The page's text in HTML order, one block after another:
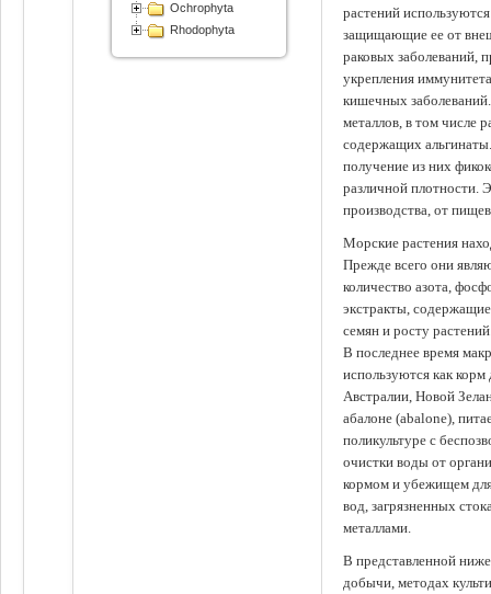
растений
защищающие ее от
раковых заболеваний,
укрепления
кишечных
металлов, в том числе
содержащих
получение из них
различной плотности.
производства, от
Морские растения
Прежде всего они
количество азота,
экстракты,
семян и росту
В последнее время
используются как
Австралии, Новой
абалоне (abalone),
поликультуре с
очистки воды от
кормом и убежищем
вод, загрязненных
металлами.
В представленной
добычи, методах
Ochrophyta
Rhodophyta